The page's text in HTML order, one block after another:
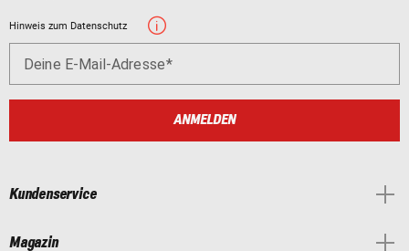
Hinweis zum Datenschutz
Deine E-Mail-Adresse
ANMELDEN
Kundenservice
Magazin